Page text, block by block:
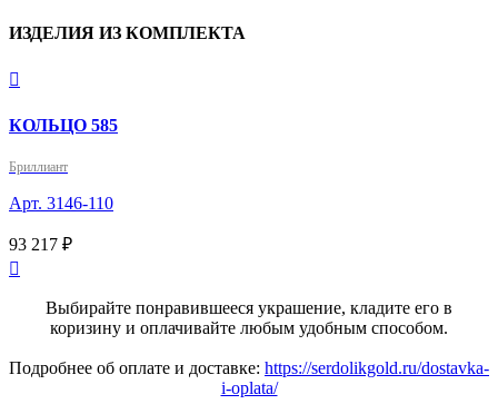
ИЗДЕЛИЯ ИЗ КОМПЛЕКТА

КОЛЬЦО 585
Бриллиант
Арт. 3146-110
93 217 ₽

Выбирайте понравившееся украшение, кладите его в
коризину и оплачивайте любым удобным способом.
Подробнее об оплате и доставке: https://serdolikgold.ru/dostavka-
i-oplata/